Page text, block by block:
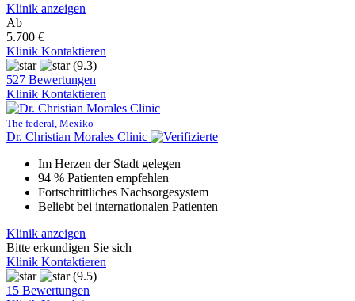
Klinik anzeigen
Ab
5.700 €
Klinik Kontaktieren
(9.3)
527 Bewertungen
Klinik Kontaktieren
The federal, Mexiko
Dr. Christian Morales Clinic
Im Herzen der Stadt gelegen
94 % Patienten empfehlen
Fortschrittliches Nachsorgesystem
Beliebt bei internationalen Patienten
Klinik anzeigen
Bitte erkundigen Sie sich
Klinik Kontaktieren
(9.5)
15 Bewertungen